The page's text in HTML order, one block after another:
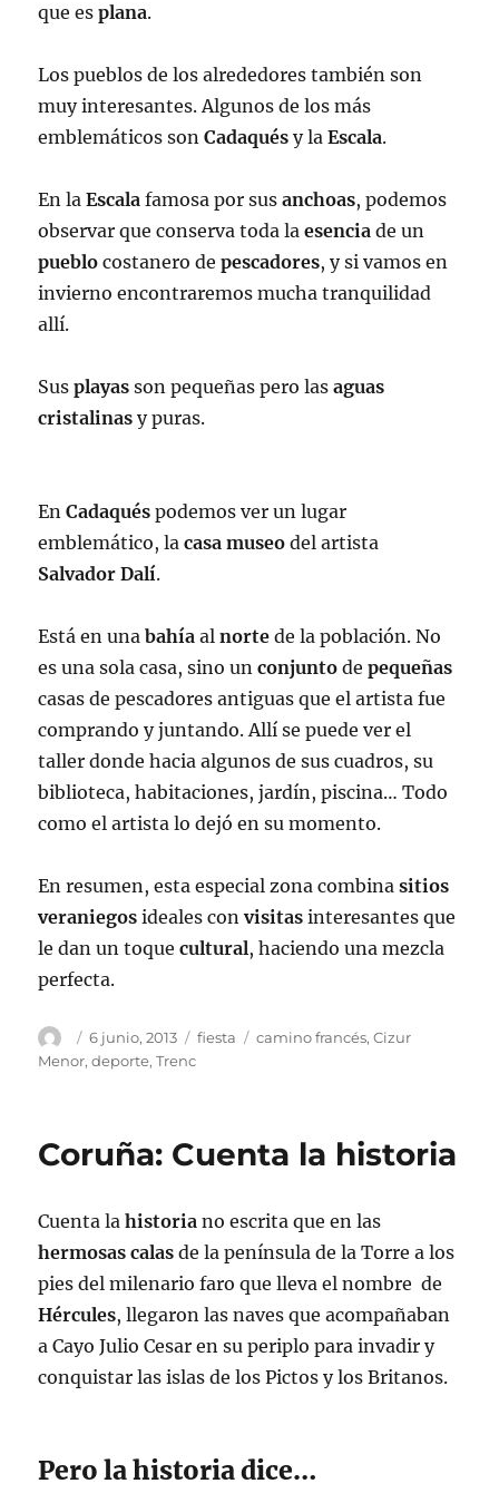
que esplana.
Los pueblos de los alrededores también son
muy interesantes. Algunos de los más
emblemáticos sonCadaqués y laEscala.
En laEscala famosa por susanchoas, podemos
observar que conserva toda laesencia de un
pueblo costanero depescadores, y si vamos en
invierno encontraremos mucha tranquilidad
allí.
Susplayas son pequeñas pero lasaguas
cristalinas y puras.
EnCadaqués podemos ver un lugar
emblemático, lacasa museo del artista
Salvador Dalí.
Está en unabahía alnorte de la población. No
es una sola casa, sino unconjunto depequeñas
casas de pescadores antiguas que el artista fue
comprando y juntando. Allí se puede ver el
taller donde hacia algunos de sus cuadros, su
biblioteca, habitaciones, jardín, piscina… Todo
como el artista lo dejó en su momento.
En resumen, esta especial zona combinasitios
veraniegos ideales convisitas interesantes que
le dan un toquecultural, haciendo una mezcla
perfecta.
Autor
Publicado
el
6 junio, 2013 Categorías
fiesta Etiquetas
camino francés,Cizur
Menor,deporte,Trenc
Coruña: Cuenta la historia
Cuenta lahistoria no escrita que en las
hermosas calas de la península de la Torre a los
pies del milenario faro que lleva el nombre de
Hércules, llegaron las naves que acompañaban
a Cayo Julio Cesar en su periplo para invadir y
conquistar las islas de los Pictos y los Britanos.
Pero la historia dice…